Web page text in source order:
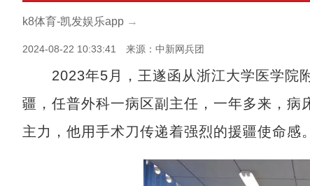
k8体育-凯发娱乐app →
2024-08-22 10:33:41 来源：中新网兵团
2023年5月，王遂函从浙江大学医学院
疆，任普外科一病区副主任，一年多来，
主力，他用手术刀传递着强烈的援疆使命感。